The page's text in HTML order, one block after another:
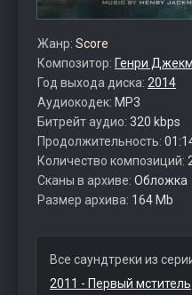
Жанр: Score
Композитор: Генри
Год выхода диска: 2014
Аудиокодек: MP3
Битрейт аудио: 320 kbps
Продолжительность:
Количество композиций:
Сканы в архиве: Обложка
Размер архива: 164 Mb
Все саундтреки из
2011 - Первый мститель